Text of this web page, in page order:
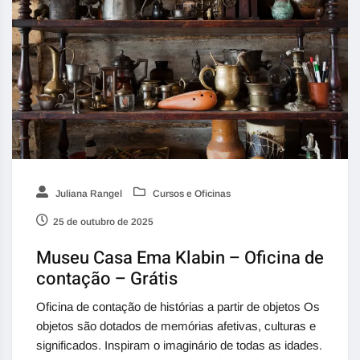
Juliana Rangel Cursos e Oficinas
25 de outubro de 2025
Museu Casa Ema Klabin – Oficina de
contação – Grátis
Oficina de contação de histórias a partir de objetos Os
objetos são dotados de memórias afetivas, culturas e
significados. Inspiram o imaginário de todas as idades.